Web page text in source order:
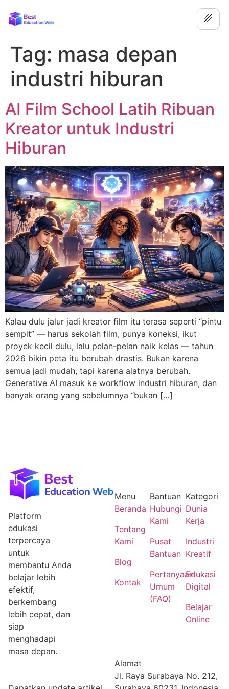
Tag: masa depan
industri hiburan
AI Film School Latih Ribuan
Kreator untuk Industri
Hiburan
Kalau dulu jalur jadi kreator film itu terasa seperti “pintu
sempit” — harus sekolah film, punya koneksi, ikut
proyek kecil dulu, lalu pelan-pelan naik kelas — tahun
2026 bikin peta itu berubah drastis. Bukan karena
semua jadi mudah, tapi karena alatnya berubah.
Generative AI masuk ke workflow industri hiburan, dan
banyak orang yang sebelumnya “bukan […]
Platform
edukasi
terpercaya
untuk
membantu Anda
belajar lebih
efektif,
berkembang
lebih cepat, dan
siap
menghadapi
masa depan.
Menu
Beranda
Tentang
Kami
Blog
Kontak
Bantuan
Hubungi
Kami
Pusat
Bantuan
Pertanyaan
Umum
(FAQ)
Kategori
Dunia
Kerja
Industri
Kreatif
Edukasi
Digital
Belajar
Online
Alamat
Jl. Raya Surabaya No. 212,